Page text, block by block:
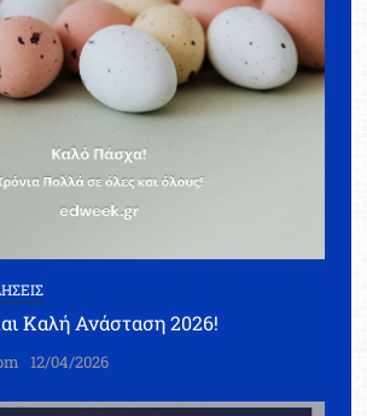
Καλή Ανάσταση 2026!
12/04/2026